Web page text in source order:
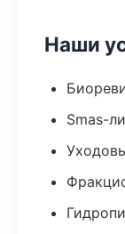
Наши
Smas-